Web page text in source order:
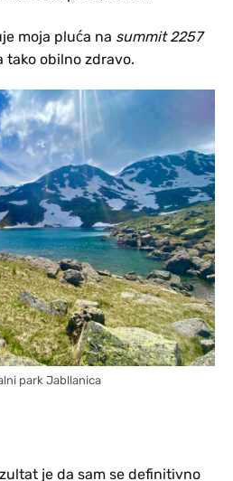
moja pluća na summit 2257
tako obilno zdravo.
park Jabllanica
je da sam se definitivno